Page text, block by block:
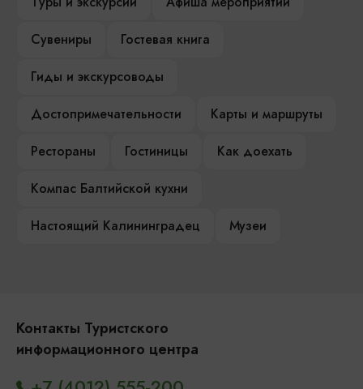
Сувениры
Гостевая книга
Гиды и экскурсоводы
Достопримечательности
Карты и маршруты
Рестораны
Гостиницы
Как доехать
Компас Балтийской кухни
Настоящий Калининградец
Музеи
Контакты Туристского
информационного центра